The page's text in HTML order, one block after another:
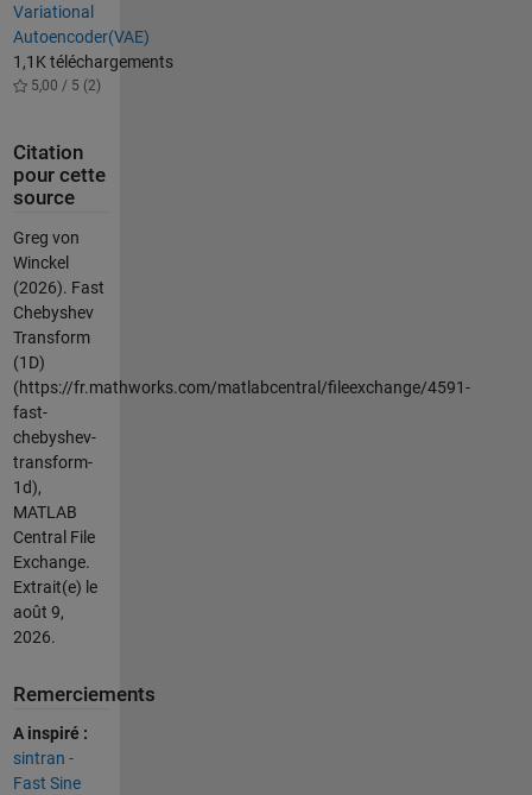
Variational
Autoencoder(VAE)
1,1K téléchargements
5,00 / 5 (2)
Citation
pour cette
source
Greg von
Winckel
(2026). Fast
Chebyshev
Transform
(1D)
(https://fr.mathworks.com/matlabcentral/fileexchange/4591-
fast-
chebyshev-
transform-
1d),
MATLAB
Central File
Exchange.
Extrait(e) le
août 9,
2026.
Remerciements
A inspiré :
sintran -
Fast Sine